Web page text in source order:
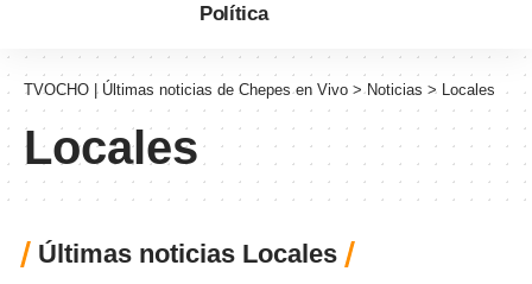
Política
TVOCHO | Últimas noticias de Chepes en Vivo > Noticias > Locales
Locales
Últimas noticias Locales